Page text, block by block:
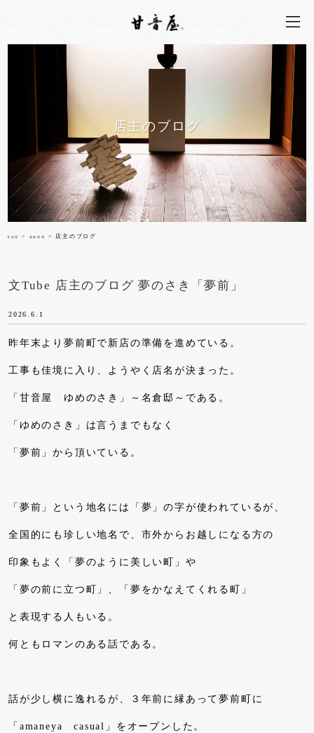
店主のブログ
甘音屋 > 最新情報 > 店主のブログ
文Tube 店主のブログ 夢のさき「夢前」
2026.6.1
昨年末より夢前町で新店の準備を進めている。
工事も佳境に入り、ようやく店名が決まった。
「甘音屋 ゆめのさき」～名倉邸～である。
「ゆめのさき」は言うまでもなく
「夢前」から頂いている。
「夢前」という地名には「夢」の字が使われているが、
全国的にも珍しい地名で、市外からお越しになる方の
印象もよく「夢のように美しい町」や
「夢の前に立つ町」、「夢をかなえてくれる町」
と表現する人もいる。
何ともロマンのある話である。
話が少し横に逸れるが、３年前に縁あって夢前町に
「amaneya casual」をオープンした。